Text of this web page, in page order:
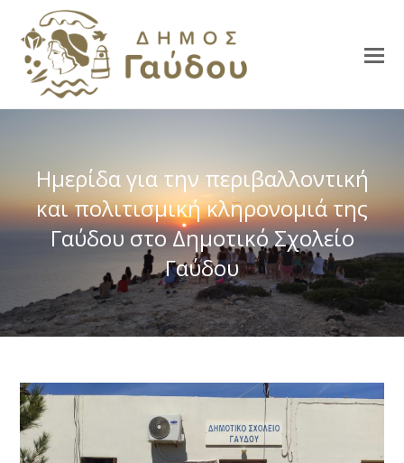
Ημερίδα για την περιβαλλοντική
και πολιτισμική κληρονομιά της
Γαύδου στο Δημοτικό Σχολείο
Γαύδου